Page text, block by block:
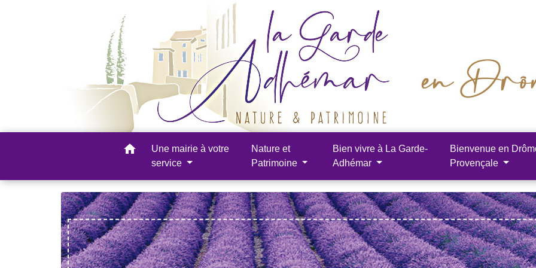
home
Une mairie à votre
service
Nature et
Patrimoine
Bien vivre à La Garde-
Adhémar
Bienvenue en
Provençale